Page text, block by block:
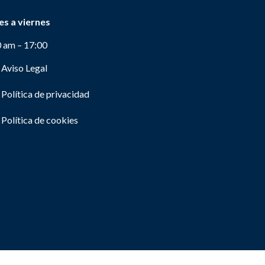
a viernes
am – 17:00
Aviso Legal
Política de privacidad
Política de cookies